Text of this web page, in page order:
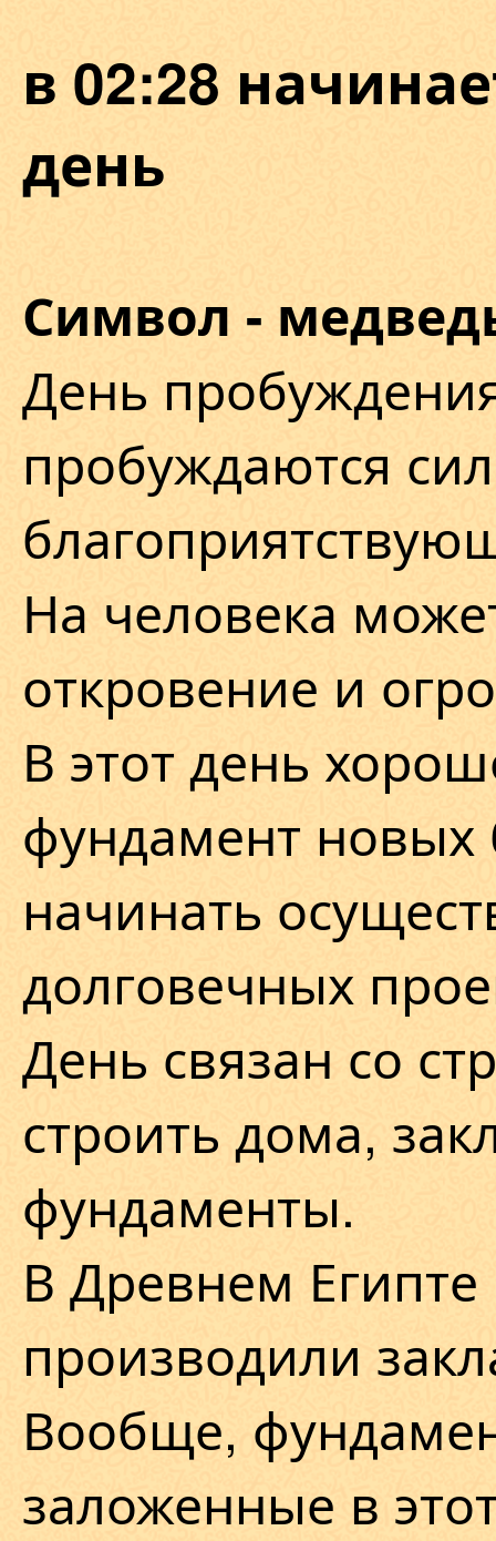
в 02:28
день
Символ -
День
пробуждаются
На человека
откровение и
В этот день
фундамент
начинать
долговечных
День связан со
строить дома,
фундаменты.
В Древнем Египте
производили
Вообще,
заложенные в